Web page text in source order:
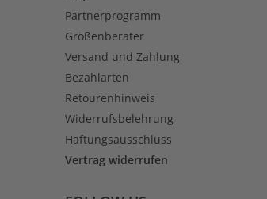
Partnerprogramm
Größenberater
Versand und Zahlung
Bezahlarten
Retourenhinweis
Widerrufsbelehrung
Haftungsausschluss
Vertrag widerrufen